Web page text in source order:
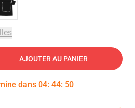
AJOUTER AU PANIER
dans 04: 44: 49